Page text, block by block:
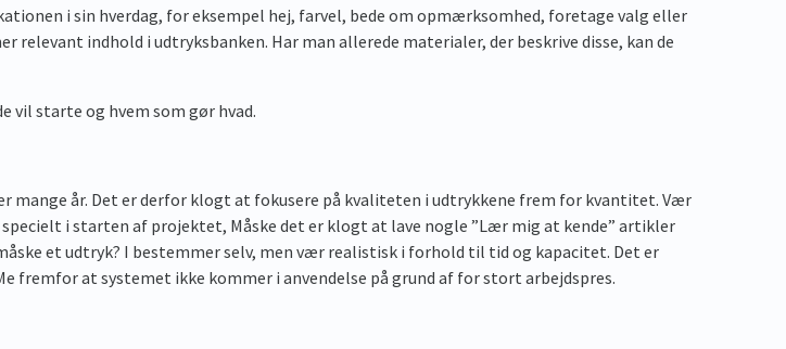
i sin hverdag, for eksempel hej, farvel, bede om opmærksomhed, foretage valg eller
indhold i udtryksbanken. Har man allerede materialer, der beskrive disse, kan de
vil starte og hvem som gør hvad.
mange år. Det er derfor klogt at fokusere på kvaliteten i udtrykkene frem for kvantitet. Vær
specielt i starten af projektet, Måske det er klogt at lave nogle ”Lær mig at kende” artikler
et udtryk? I bestemmer selv, men vær realistisk i forhold til tid og kapacitet. Det er
fremfor at systemet ikke kommer i anvendelse på grund af for stort arbejdspres.